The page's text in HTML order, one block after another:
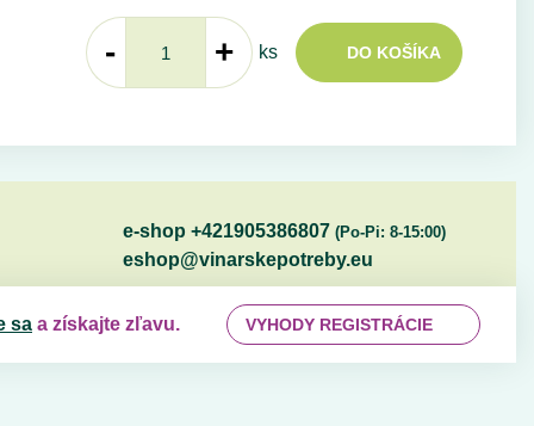
- + ks DO KOŠÍKA
e-shop +421905386807 (Po-Pi: 8-15:00)
eshop@vinarskepotreby.eu
sa a získajte zľavu. VYHODY REGISTRÁCIE